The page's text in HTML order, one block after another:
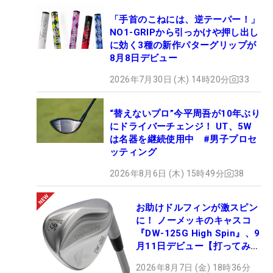
「手首のこねには、逆テーパー！」
NO1-GRIPから引っかけや押し出し
に効く3種の新作パターグリップが
8月8日デビュー
2026年7月30日 (木) 14時20分 33
“替えないプロ”今平周吾が10年ぶり
にドライバーチェンジ！ UT、5W
は名器を継続使用中 #男子プロセ
ッティング
2026年8月6日 (木) 15時49分 38
お助けドルフィンが激スピン
に！ ノーメッキのキャスコ
『DW-125G High Spin』、9
月11日デビュー【打ってみ
2026年8月7日 (金) 18時36分